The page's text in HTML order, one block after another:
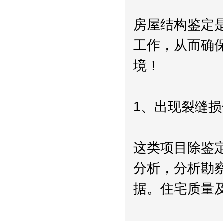
房屋结构鉴定
工作，从而确
境！
1、出现裂缝
这类项目除鉴
分析，分析勘
据。住宅质量